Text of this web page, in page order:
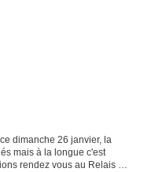
dimanche 26 janvier, la
mais à la longue c'est
rendez vous au Relais de